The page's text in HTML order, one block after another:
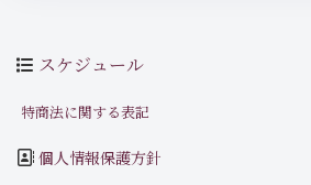
スケジュール
特商法に関する表記
個人情報保護方針